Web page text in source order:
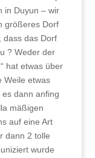
in Duyun – wir
größeres Dorf
dass das Dorf
? Weder der
hat etwas über
Weile etwas
dann anfing
mäßigen
auf eine Art
dann 2 tolle
wurde